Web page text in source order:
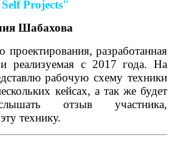
Projects"
Шабахова
проектирования, разработанная
и реализуемая с 2017 года. На
рабочую схему техники
кейсах, а так же будет
отзыв участника,
технику.